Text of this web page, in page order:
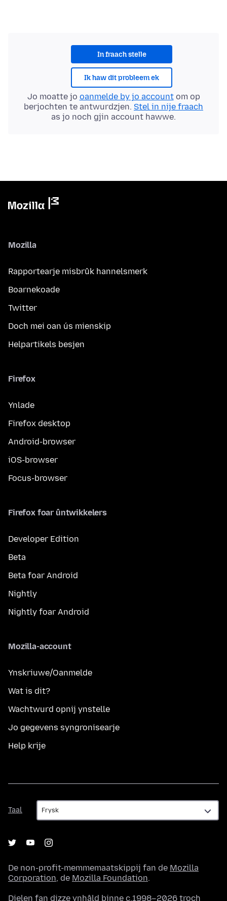
In fraach stelle
Ik haw dit probleem ek
Jo moatte jo oanmelde by jo accountom op
berjochten te antwurdzjen. Stel in nije fraach
as jo noch gjin account hawwe.
Mozilla
Rapportearje misbrûk hannelsmerk
Boarnekoade
Twitter
Doch mei oan ús mienskip
Helpartikels besjen
Firefox
Ynlade
Firefox desktop
Android-browser
iOS-browser
Focus-browser
Firefox foar ûntwikkelers
Developer Edition
Beta
Beta foar Android
Nightly
Nightly foar Android
Mozilla-account
Ynskriuwe/Oanmelde
Wat is dit?
Wachtwurd opnij ynstelle
Jo gegevens syngronisearje
Help krije
Taal
Taal
De non-profit-memmemaatskippij fan de Mozilla
Corporation, de Mozilla Foundation.
Dielen fan dizze ynhâld binne c.1998–2026 troch